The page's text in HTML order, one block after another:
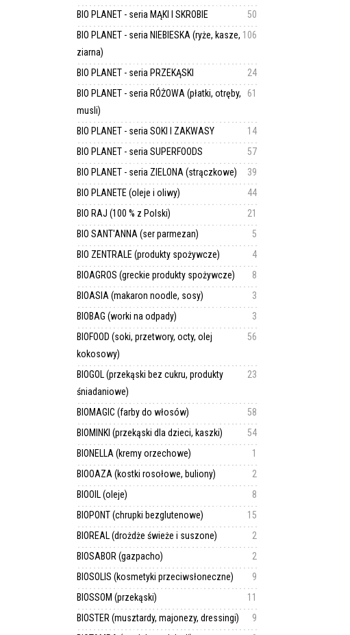
50
BIO PLANET - seria MĄKI I SKROBIE
106
BIO PLANET - seria NIEBIESKA (ryże, kasze,
ziarna)
24
BIO PLANET - seria PRZEKĄSKI
61
BIO PLANET - seria RÓŻOWA (płatki, otręby,
musli)
14
BIO PLANET - seria SOKI I ZAKWASY
57
BIO PLANET - seria SUPERFOODS
39
BIO PLANET - seria ZIELONA (strączkowe)
44
BIO PLANETE (oleje i oliwy)
21
BIO RAJ (100 % z Polski)
5
BIO SANT'ANNA (ser parmezan)
4
BIO ZENTRALE (produkty spożywcze)
8
BIOAGROS (greckie produkty spożywcze)
3
BIOASIA (makaron noodle, sosy)
3
BIOBAG (worki na odpady)
56
BIOFOOD (soki, przetwory, octy, olej
kokosowy)
23
BIOGOL (przekąski bez cukru, produkty
śniadaniowe)
58
BIOMAGIC (farby do włosów)
54
BIOMINKI (przekąski dla dzieci, kaszki)
1
BIONELLA (kremy orzechowe)
2
BIOOAZA (kostki rosołowe, buliony)
8
BIOOIL (oleje)
15
BIOPONT (chrupki bezglutenowe)
2
BIOREAL (drożdże świeże i suszone)
2
BIOSABOR (gazpacho)
9
BIOSOLIS (kosmetyki przeciwsłoneczne)
11
BIOSSOM (przekąski)
9
BIOSTER (musztardy, majonezy, dressingi)